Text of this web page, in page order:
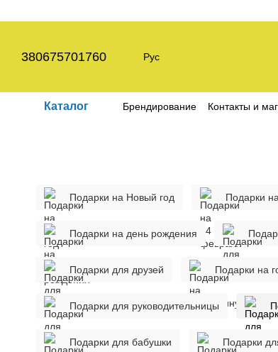
380675701760 Рус
Каталог Брендирование Контакты и
Подарки на Новый год Подарки
Подарки на день рождения
Подарки для друзей Подарки на
Подарки для руководительницы
Подарки для бабушки Подарки